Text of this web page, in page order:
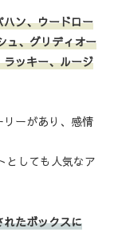
ン、ウードロー
ュ、グリディオー
ッキー、ルージ
ーがあり、感情
としても人気なア
たボックスに